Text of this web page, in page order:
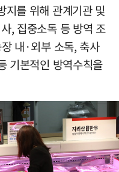
지를 위해 관계기관 및
, 집중소독 등 방역 조
내·외부 소독, 축사
기본적인 방역수칙을